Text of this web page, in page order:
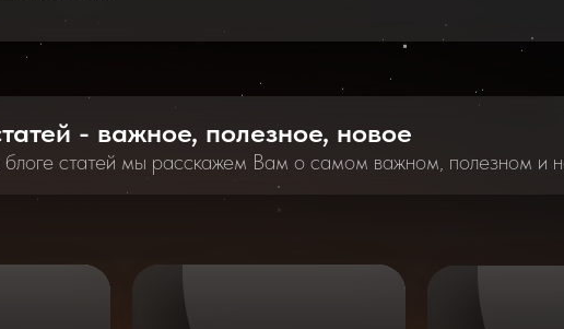
- важное, полезное, новое
статей мы расскажем Вам о самом важном, полезном и